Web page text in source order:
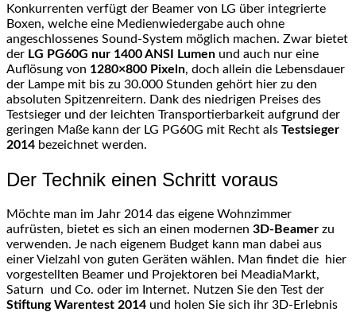
Konkurrenten verfügt der Beamer von LG über integrierte
Boxen, welche eine Medienwiedergabe auch ohne
angeschlossenes Sound-System möglich machen. Zwar bietet
der LG PG60G nur 1400 ANSI Lumen und auch nur eine
Auflösung von 1280×800 Pixeln, doch allein die Lebensdauer
der Lampe mit bis zu 30.000 Stunden gehört hier zu den
absoluten Spitzenreitern. Dank des niedrigen Preises des
Testsieger und der leichten Transportierbarkeit aufgrund der
geringen Maße kann der LG PG60G mit Recht als Testsieger
2014 bezeichnet werden.
Der Technik einen Schritt voraus
Möchte man im Jahr 2014 das eigene Wohnzimmer
aufrüsten, bietet es sich an einen modernen 3D-Beamer zu
verwenden. Je nach eigenem Budget kann man dabei aus
einer Vielzahl von guten Geräten wählen. Man findet die hier
vorgestellten Beamer und Projektoren bei MeadiaMarkt,
Saturn und Co. oder im Internet. Nutzen Sie den Test der
Stiftung Warentest 2014 und holen Sie sich ihr 3D-Erlebnis